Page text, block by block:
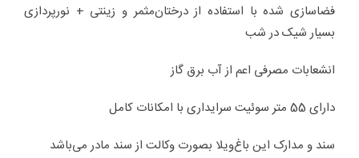
فضاسازی شده با استفاده از درختان‌مثمر و زینتی + نورپردازی
بسیار شیک در شب
انشعابات مصرفی اعم از آب برق گاز
دارای 55 متر سوئیت سرایداری با امکانات کامل
سند و مدارک این باغ‌ویلا بصورت وکالت از سند مادر می‌باشد